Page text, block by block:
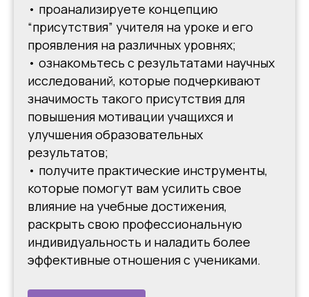
• проанализируете концепцию
“присутствия” учителя на уроке и его
проявления на различных уровнях;
• ознакомьтесь с результатами научных
исследований, которые подчеркивают
значимость такого присутствия для
повышения мотивации учащихся и
улучшения образовательных
результатов;
• получите практические инструменты,
которые помогут вам усилить свое
влияние на учебные достижения,
раскрыть свою профессиональную
индивидуальность и наладить более
эффективные отношения с учениками.